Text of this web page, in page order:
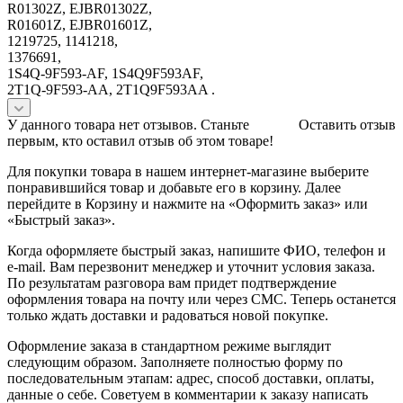
R01302Z, EJBR01302Z,
R01601Z, EJBR01601Z,
1219725, 1141218,
1376691,
1S4Q-9F593-AF, 1S4Q9F593AF,
2T1Q-9F593-AA, 2T1Q9F593AA .
Оставить отзыв
У данного товара нет отзывов. Станьте
первым, кто оставил отзыв об этом товаре!
Для покупки товара в нашем интернет-магазине выберите
понравившийся товар и добавьте его в корзину. Далее
перейдите в Корзину и нажмите на «Оформить заказ» или
«Быстрый заказ».
Когда оформляете быстрый заказ, напишите ФИО, телефон и
e-mail. Вам перезвонит менеджер и уточнит условия заказа.
По результатам разговора вам придет подтверждение
оформления товара на почту или через СМС. Теперь останется
только ждать доставки и радоваться новой покупке.
Оформление заказа в стандартном режиме выглядит
следующим образом. Заполняете полностью форму по
последовательным этапам: адрес, способ доставки, оплаты,
данные о себе. Советуем в комментарии к заказу написать